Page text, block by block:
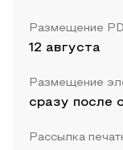
Размещение
12 августа
Размещение
сразу после
Рассылка